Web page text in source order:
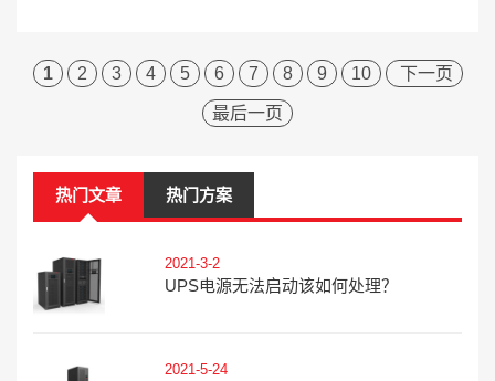
1 2 3 4 5 6 7 8 9 10 下一页
最后一页
热门文章 热门方案
2021-3-2
UPS电源无法启动该如何处理？
2021-5-24